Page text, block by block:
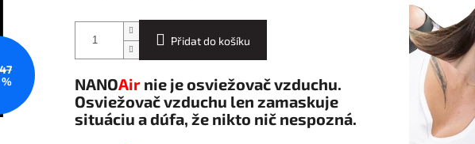
Přidat do košíku
NANOAirnie je osviežovač vzduchu.
Osviežovač vzduchu len zamaskuje
situáciu a dúfa, že nikto nič nespozná.